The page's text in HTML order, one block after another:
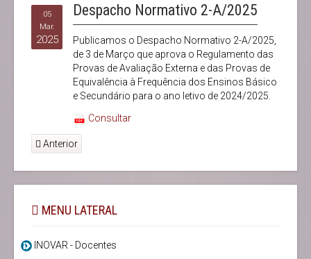
05
Mar.
2025
Despacho Normativo 2-A/2025
Publicamos o Despacho Normativo 2-A/2025,
de 3 de Março que aprova o Regulamento das
Provas de Avaliação Externa e das Provas de
Equivalência à Frequência dos Ensinos Básico
e Secundário para o ano letivo de 2024/2025.
Consultar
Anterior
MENU LATERAL
INOVAR - Docentes